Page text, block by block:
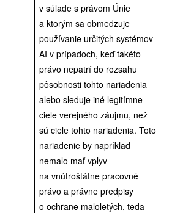
v súlade s právom Únie
a ktorým sa obmedzuje
používanie určitých systémov
AI v prípadoch, keď takéto
právo nepatrí do rozsahu
pôsobnosti tohto nariadenia
alebo sleduje iné legitímne
ciele verejného záujmu, než
sú ciele tohto nariadenia. Toto
nariadenie by napríklad
nemalo mať vplyv
na vnútroštátne pracovné
právo a právne predpisy
o ochrane maloletých, teda